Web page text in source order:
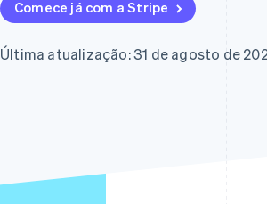
Comece já com a Stripe
Última atualização: 31 de agosto de